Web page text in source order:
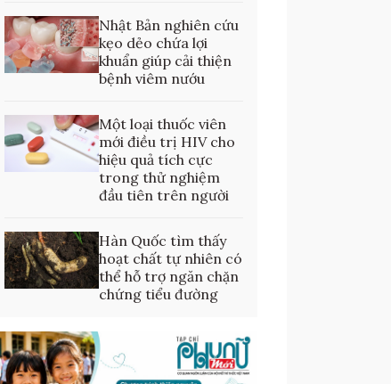
Nhật Bản nghiên cứu
kẹo dẻo chứa lợi
khuẩn giúp cải thiện
bệnh viêm nướu
Một loại thuốc viên
mới điều trị HIV cho
hiệu quả tích cực
trong thử nghiệm
đầu tiên trên người
Hàn Quốc tìm thấy
hoạt chất tự nhiên có
thể hỗ trợ ngăn chặn
chứng tiểu đường